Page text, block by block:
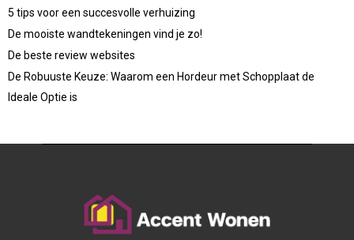
5 tips voor een succesvolle verhuizing
De mooiste wandtekeningen vind je zo!
De beste review websites
De Robuuste Keuze: Waarom een Hordeur met Schopplaat de
Ideale Optie is